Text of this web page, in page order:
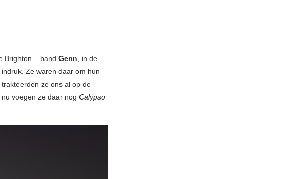
Brighton – band Genn, in de
Ze waren daar om hun
ze ons al op de
nu voegen ze daar nog Calypso